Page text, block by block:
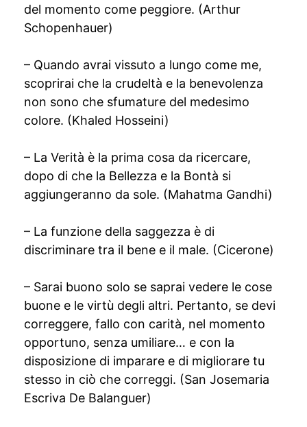
del momento come peggiore. (Arthur
Schopenhauer)
– Quando avrai vissuto a lungo come me,
scoprirai che la crudeltà e la benevolenza
non sono che sfumature del medesimo
colore. (Khaled Hosseini)
– La Verità è la prima cosa da ricercare,
dopo di che la Bellezza e la Bontà si
aggiungeranno da sole. (Mahatma Gandhi)
– La funzione della saggezza è di
discriminare tra il bene e il male. (Cicerone)
– Sarai buono solo se saprai vedere le cose
buone e le virtù degli altri. Pertanto, se devi
correggere, fallo con carità, nel momento
opportuno, senza umiliare… e con la
disposizione di imparare e di migliorare tu
stesso in ciò che correggi. (San Josemaria
Escriva De Balanguer)